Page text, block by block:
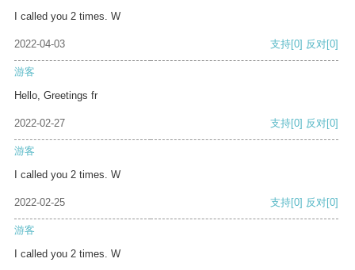
I called you 2 times. W
2022-04-03 支持[0] 反对[0]
游客
Hello, Greetings fr
2022-02-27 支持[0] 反对[0]
游客
I called you 2 times. W
2022-02-25 支持[0] 反对[0]
游客
I called you 2 times. W